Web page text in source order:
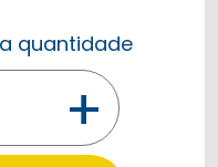
quantidade
+